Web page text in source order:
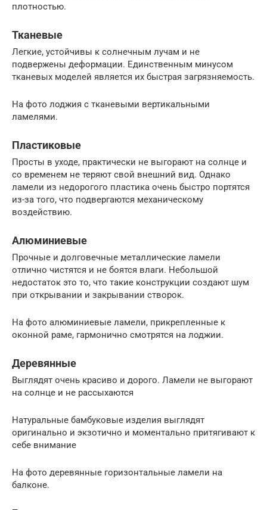
плотностью.
Тканевые
Легкие, устойчивы к солнечным лучам и не
подвержены деформации. Единственным минусом
тканевых моделей является их быстрая загрязняемость.
На фото лоджия с тканевыми вертикальными
ламелями.
Пластиковые
Просты в уходе, практически не выгорают на солнце и
со временем не теряют свой внешний вид. Однако
ламели из недорогого пластика очень быстро портятся
из-за того, что подвергаются механическому
воздействию.
Алюминиевые
Прочные и долговечные металлические ламели
отлично чистятся и не боятся влаги. Небольшой
недостаток это то, что такие конструкции создают шум
при открывании и закрывании створок.
На фото алюминиевые ламели, прикрепленные к
оконной раме, гармонично смотрятся на лоджии.
Деревянные
Выглядят очень красиво и дорого. Ламели не выгорают
на солнце и не рассыхаются
Натуральные бамбуковые изделия выглядят
оригинально и экзотично и моментально притягивают к
себе внимание
На фото деревянные горизонтальные ламели на
балконе.